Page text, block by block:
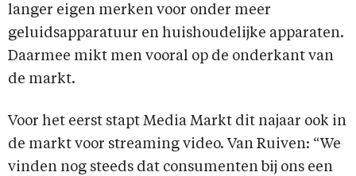
langer eigen merken voor onder meer
geluidsapparatuur en huishoudelijke apparaten.
Daarmee mikt men vooral op de onderkant van
de markt.
Voor het eerst stapt Media Markt dit najaar ook in
de markt voor streaming video. Van Ruiven: “We
vinden nog steeds dat consumenten bij ons een